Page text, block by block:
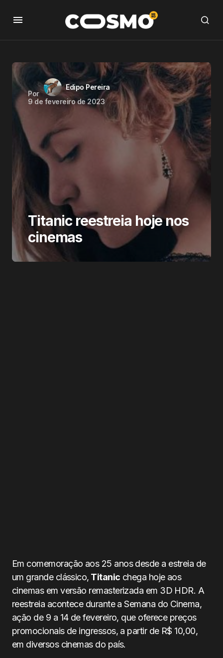
Por
Edipo Pereira
9 de fevereiro de 2023
Titanic reestreia hoje nos
cinemas
Em comemoração aos 25 anos desde a estreia de
um grande clássico, Titanic chega hoje aos
cinemas em versão remasterizada em 3D HDR. A
reestreia acontece durante a Semana do Cinema,
ação de 9 a 14 de fevereiro, que oferece preços
promocionais de ingressos, a partir de R$ 10,00,
em diversos cinemas do país.